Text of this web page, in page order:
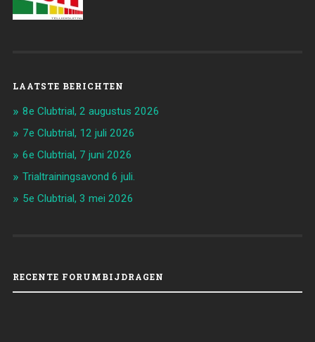
LAATSTE BERICHTEN
8e Clubtrial, 2 augustus 2026
7e Clubtrial, 12 juli 2026
6e Clubtrial, 7 juni 2026
Trialtrainingsavond 6 juli.
5e Clubtrial, 3 mei 2026
RECENTE FORUMBIJDRAGEN